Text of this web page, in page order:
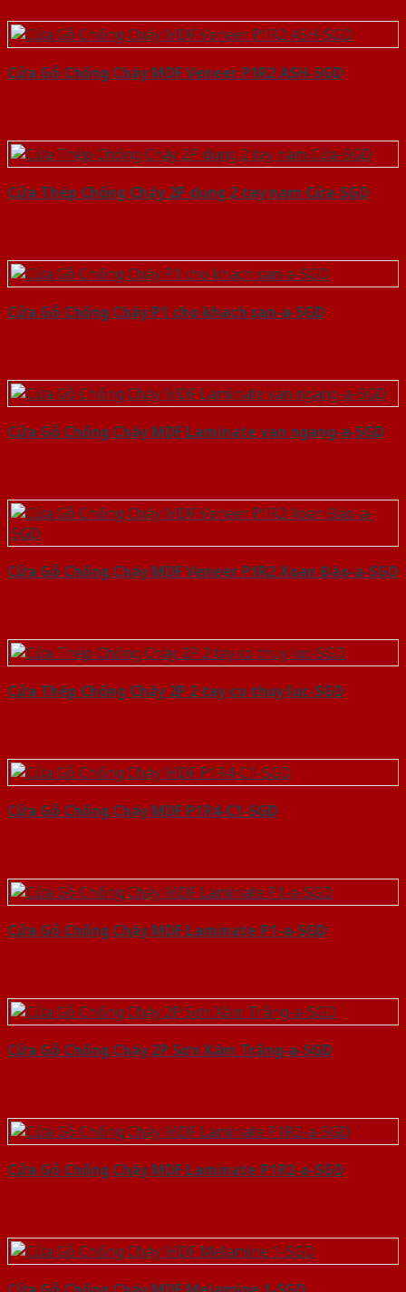
Cửa Gỗ Chống Cháy MDF Veneer P1R2 ASH-SGD
Cửa Thép Chống Cháy 2P dung 2 tay nam Cửa-SGD
Cửa Gỗ Chống Cháy P1 cho khach san-a-SGD
Cửa Gỗ Chống Cháy MDF Laminate van ngang-a-SGD
Cửa Gỗ Chống Cháy MDF Veneer P1R2 Xoan Đào-a-SGD
Cửa Thép Chống Cháy 2P 2 tay co thuy luc-SGD
Cửa Gỗ Chống Cháy MDF P1R4-C1-SGD
Cửa Gỗ Chống Cháy MDF Laminate P1-a-SGD
Cửa Gỗ Chống Cháy 2P Sơn Xám Trắng-a-SGD
Cửa Gỗ Chống Cháy MDF Laminate P1R2-a-SGD